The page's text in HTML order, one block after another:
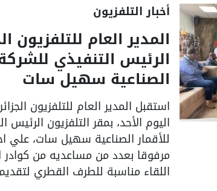
أخبار التلفزيون
المدير العام للتلفزيون
الرئيس التنفيذي
الصناعية سهيل سات
استقبل المدير العام للتلفزيون
اليوم الأحد، بمقر التلفزيون
للأقمار الصناعية سهيل سات، علي
مرفوقا بعدد من مساعديه من
اللقاء مناسبة للطرف القطري